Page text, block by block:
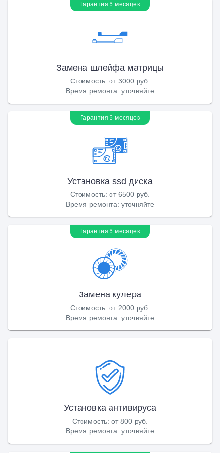
Гарантия 6 месяцев
Замена шлейфа матрицы
Стоимость:от 3000 руб.
Время ремонта: уточняйте
Гарантия 6 месяцев
Установка ssd диска
Стоимость:от 6500 руб.
Время ремонта: уточняйте
Гарантия 6 месяцев
Замена кулера
Стоимость:от 2000 руб.
Время ремонта: уточняйте
Установка антивируса
Стоимость: от 800 руб.
Время ремонта: уточняйте